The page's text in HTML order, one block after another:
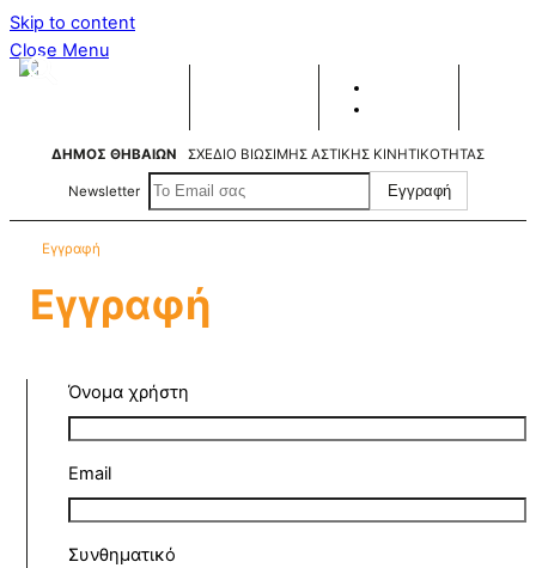
Skip to content
Close Menu
S
ΔΉΜΟΣ ΘΗΒΑΊΩΝ ΣΧΈΔΙΟ ΒΙΏΣΙΜΗΣ ΑΣΤΙΚΉΣ ΚΙΝΗΤΙΚΌΤΗΤΑΣ
Newsletter
Εγγραφή
Εγγραφή
Όνομα χρήστη
Email
Συνθηματικό